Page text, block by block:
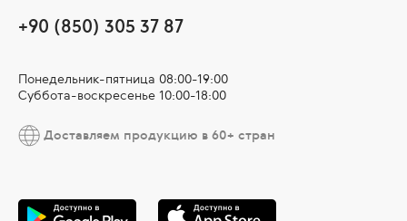
+90 (850) 305 37 87
Понедельник-пятница 08:00-19:00
Суббота-воскресенье 10:00-18:00
Доставляем продукцию в 60+ стран